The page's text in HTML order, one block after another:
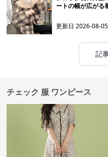
ートの幅が広がる
更新日2026-08-05
記
チェック 服 ワンピース